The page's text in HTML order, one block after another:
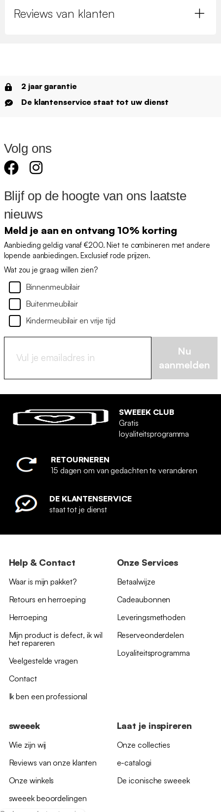
Reviews van klanten
2 jaar garantie
De klantenservice staat tot uw dienst
Volg ons
Blijf op de hoogte van ons laatste
nieuws
Meld je aan en ontvang 10% korting
Aanbieding geldig vanaf €200. Niet te combineren met andere
lopende aanbiedingen. Exclusief rode prijzen.
Wat zou je graag willen zien?
Binnenmeubilair
Buitenmeubilair
Kindermeubilair en vrije tijd
Nu
aanmelden
SWEEEK CLUB
Gratis
loyaliteitsprogramma
RETOURNEREN
15 dagen om van gedachten te veranderen
DE KLANTENSERVICE
staat tot je dienst
Help & Contact
Waar is mijn pakket?
Retours en herroeping
Herroeping
Mijn product is defect, ik wil
het repareren
Veelgestelde vragen
Contact
Ik ben een professional
Onze Services
Betaalwijze
Cadeaubonnen
Leveringsmethoden
Reserveonderdelen
Loyaliteitsprogramma
sweeek
Wie zijn wij
Reviews van onze klanten
Onze winkels
sweeek beoordelingen
Laat je inspireren
Onze collecties
e-catalogi
De iconische sweeek